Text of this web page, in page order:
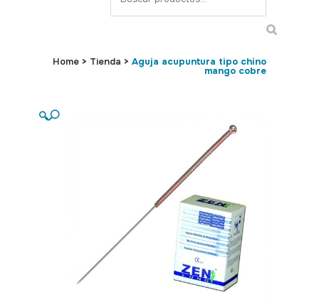
e
c
Home > Tienda > Aguja acupuntura tipo chino
mango cobre
🔍